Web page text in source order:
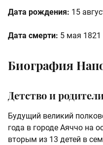
Дата рождения: 15
Дата смерти: 5 мая 1821
Биография
Детство и
Будущий великий
года в городе Аяччо на
вторым из 13 детей в